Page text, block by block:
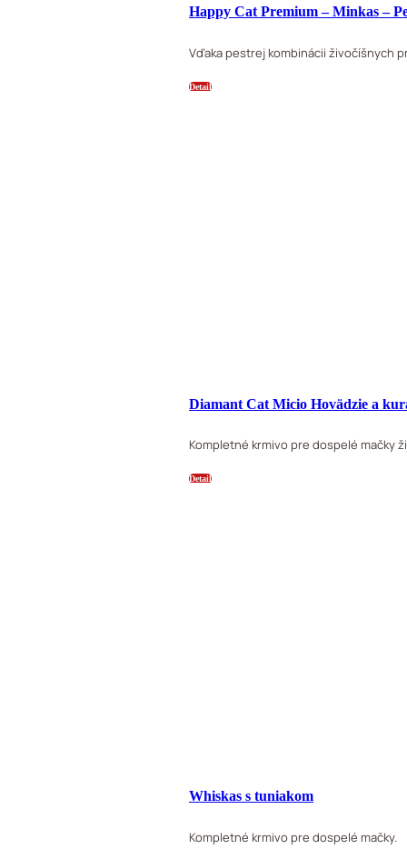
Happy Cat Premium – Minkas –
Vďaka pestrej kombinácii živočíšnych
Detail
Diamant Cat Micio Hovädzie a
Kompletné krmivo pre dospelé mačky
Detail
Whiskas s tuniakom
Kompletné krmivo pre dospelé mačky.